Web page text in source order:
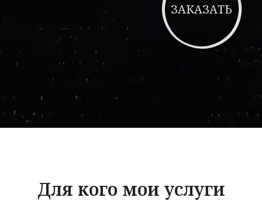
Для кого мои услуги